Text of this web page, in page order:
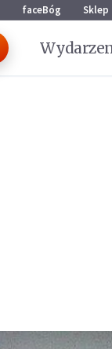
faceBóg Sklep